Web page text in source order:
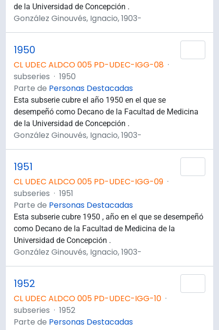
de la Universidad de Concepción .
González Ginouvés, Ignacio, 1903-
1950
CL UDEC ALDCO 005 PD-UDEC-IGG-08 ·
subseries · 1950
Parte de Personas Destacadas
Esta subserie cubre el año 1950 en el que se
desempeñó como Decano de la Facultad de Medicina
de la Universidad de Concepción .
González Ginouvés, Ignacio, 1903-
1951
CL UDEC ALDCO 005 PD-UDEC-IGG-09 ·
subseries · 1951
Parte de Personas Destacadas
Esta subserie cubre 1950 , año en el que se desempeñó
como Decano de la Facultad de Medicina de la
Universidad de Concepción .
González Ginouvés, Ignacio, 1903-
1952
CL UDEC ALDCO 005 PD-UDEC-IGG-10 ·
subseries · 1952
Parte de Personas Destacadas